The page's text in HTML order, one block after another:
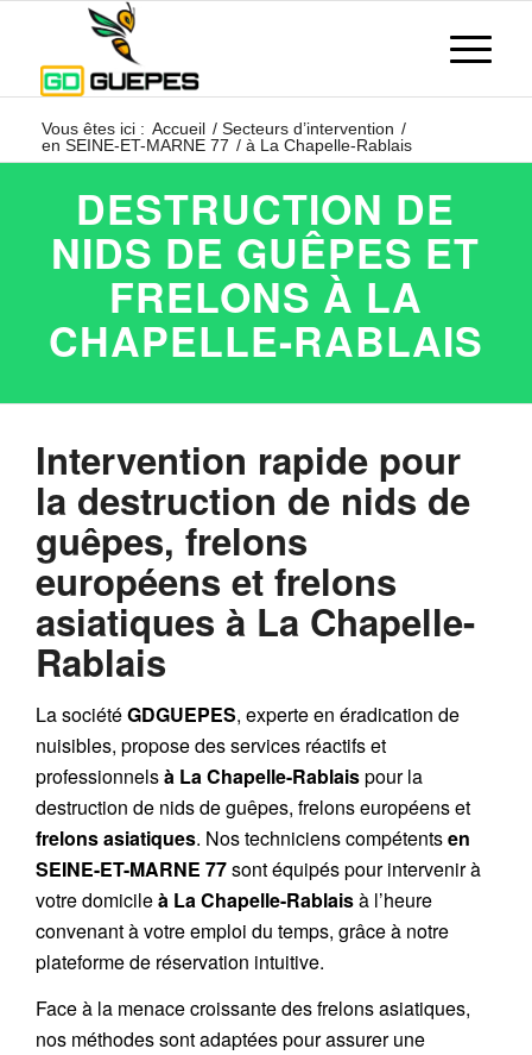
Vous êtes ici : Accueil / Secteurs d’intervention /
en SEINE-ET-MARNE 77 / à La Chapelle-Rablais
DESTRUCTION DE
NIDS DE GUÊPES ET
FRELONS À LA
CHAPELLE-RABLAIS
Intervention rapide pour
la destruction de nids de
guêpes, frelons
européens et frelons
asiatiques à La Chapelle-
Rablais
La sociétéGDGUEPES, experte en éradication de
nuisibles, propose des services réactifs et
professionnelsà La Chapelle-Rablaispour la
destruction de nids de guêpes, frelons européenset
frelons asiatiques. Nos techniciens compétentsen
SEINE-ET-MARNE 77sont équipés pour intervenir à
votre domicileà La Chapelle-Rablaisà l’heure
convenant à votre emploi du temps, grâce à notre
plateforme de réservation intuitive.
Face à la menace croissante des frelons asiatiques,
nos méthodes sont adaptées pour assurer une